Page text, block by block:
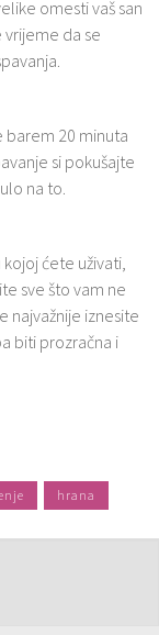
omesti vaš san
da se
barem 20 minuta
si pokušajte
na to.
ćete uživati,
sve što vam ne
najvažnije iznesite
biti prozračna i
hrana